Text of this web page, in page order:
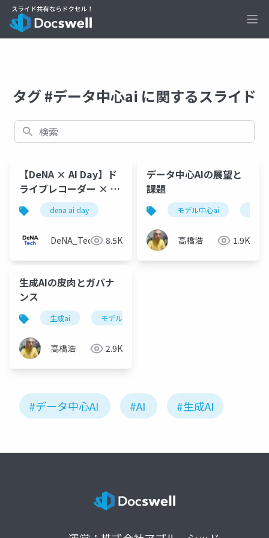
タグ #データ中心ai に関するスライド
検索
【DeNA × AI Day】ド
ライブレコーダー × AI
で 地図を最新に保つGO
の取り組み
dena ai day
DeNA_Tech 8.5K
データ中心AIの展望と
課題
モデル中心ai
高橋浩 1.9K
生成AIの皮肉とガバナ
ンス
生成ai モデル中心ai
高橋浩 2.9K
#データ中心AI #AI #生成AI